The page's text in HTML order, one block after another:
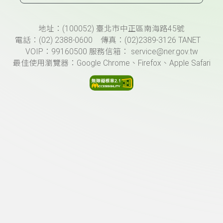
頁尾資訊地址：(100052) 臺北市中正區南海路45號
電話：(02) 2388-0600 傳真：(02)2389-3126 TANET
VOIP：99160500 服務信箱： service@ner.gov.tw
最佳使用瀏覽器：Google Chrome、Firefox、Apple Safari